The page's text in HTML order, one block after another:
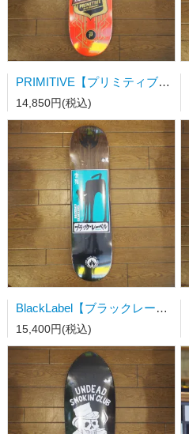
PRIMITIVE【プリミティブ】スケートボードデッキ RODRIGUEZ ALL STAR EAGLE RED 8.25
14,850円(税込)
BlackLabel【ブラックレーベル】スケートボードデッキ ELIJAH AKERLEY BLACK CAT 8 X 31.5 WB14.125
15,400円(税込)